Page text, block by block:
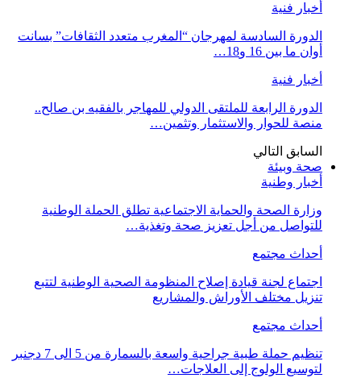
أخبار فنية
الدورة السادسة لمهرجان “المغرب متعدد الثقافات” بسانت
أوان ما بين 16 و18…
أخبار فنية
الدورة الرابعة للملتقى الدولي للمهاجر بالفقيه بن صالح..
منصة للحوار والاستثمار وتثمين…
السابق التالي
صحة وبيئة
أخبار وطنية
وزارة الصحة والحماية الاجتماعية تطلق الحملة الوطنية
للتواصل من أجل تعزيز صحة وتغذية…
أحداث مجتمع
اجتماع لجنة قيادة إصلاح المنظومة الصحية الوطنية لتتبع
تنزيل مختلف الأوراش والمشاريع
أحداث مجتمع
تنظيم حملة طبية جراحية واسعة بالسمارة من 5 الى 7 دجنبر
لتوسيع الولوج إلى العلاجات…